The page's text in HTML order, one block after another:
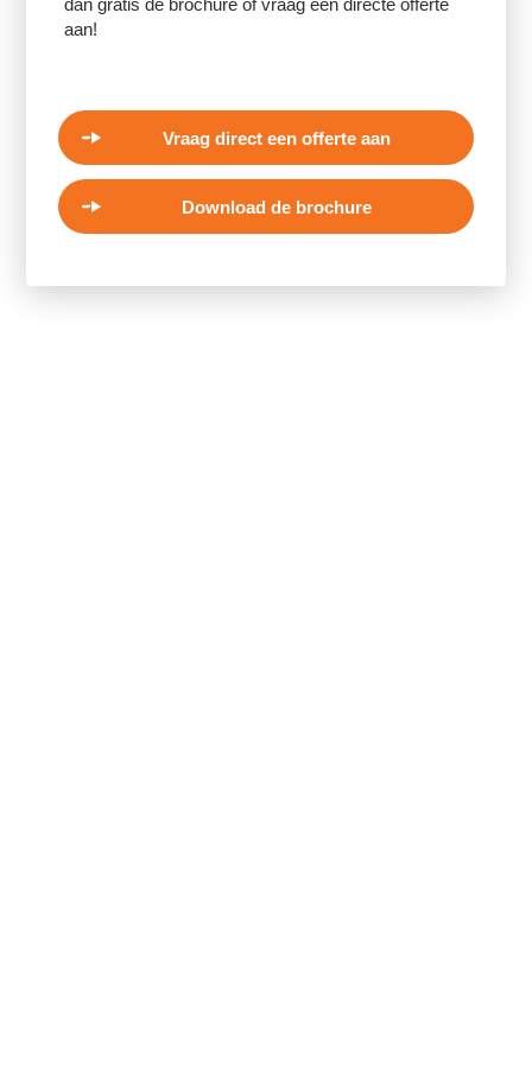
dan gratis de brochure of vraag een directe offerte
aan!
Vraag direct een offerte aan
Download de brochure